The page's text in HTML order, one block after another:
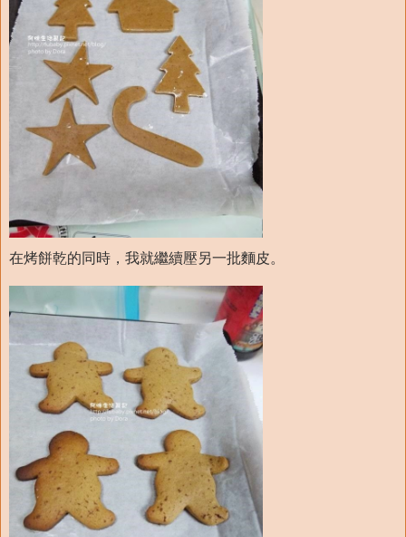
在烤餅乾的同時，我就繼續壓另一批麵皮。